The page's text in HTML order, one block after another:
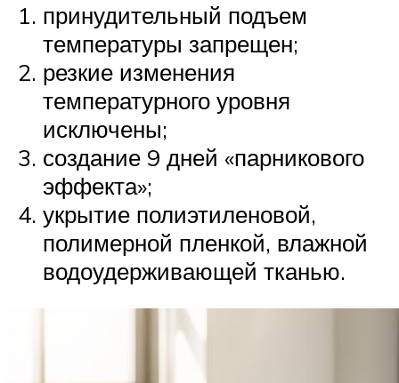
принудительный подъем
температуры запрещен;
резкие изменения
температурного уровня
исключены;
создание 9 дней «парникового
эффекта»;
укрытие полиэтиленовой,
полимерной пленкой, влажной
водоудерживающей тканью.